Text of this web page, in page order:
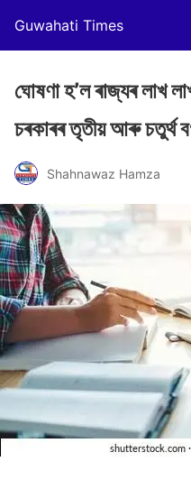
Guwahati Times
ঘোষণা হ’ল ৰাজ্যৰ লাখ
চৰকাৰৰ তৃতীয় আৰু চতুৰ্থ
Shahnawaz Hamza